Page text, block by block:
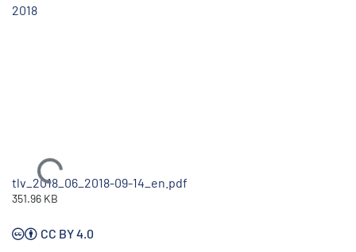
2018
Ladataan...
tlv_2018_06_2018-09-14_en.pdf
351.96 KB
CC BY 4.0